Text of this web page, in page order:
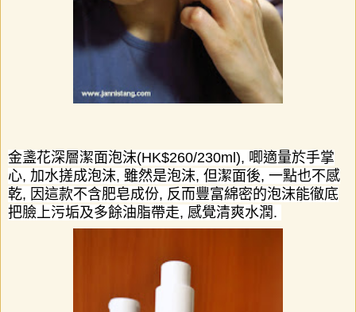
金盞花深層潔面泡沫(HK$260/230ml), 唧適量於手掌
心, 加水搓成泡沫, 雖然是泡沫, 但潔面後, 一點也不感
乾, 因這款不含肥皂成份, 反而豐富綿密的泡沫能徹底
把臉上污垢及多餘油脂帶走, 感覺清爽水潤.